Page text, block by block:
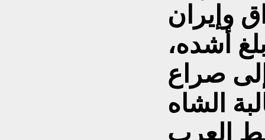
وإيران
عام 1966 بلغ أشده،
صراع
الشاه